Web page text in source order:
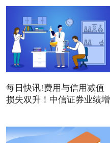
每日快讯!费用与信用减值
损失双升！中信证券业绩增